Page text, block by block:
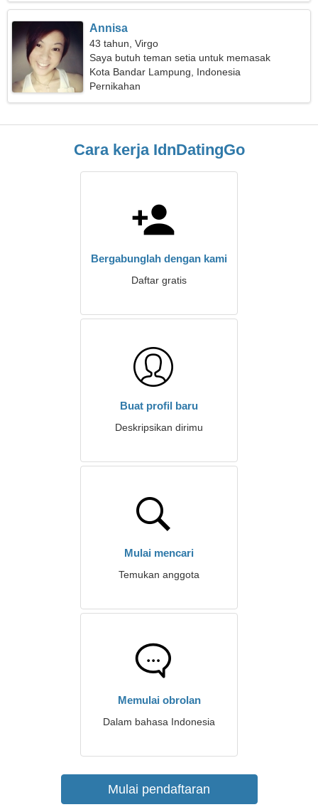
Annisa
43 tahun, Virgo
Saya butuh teman setia untuk memasak
bersama
Kota Bandar Lampung, Indonesia
Pernikahan
Cara kerja IdnDatingGo
Bergabunglah dengan kami
Daftar gratis
Buat profil baru
Deskripsikan dirimu
Mulai mencari
Temukan anggota
Memulai obrolan
Dalam bahasa Indonesia
Mulai pendaftaran